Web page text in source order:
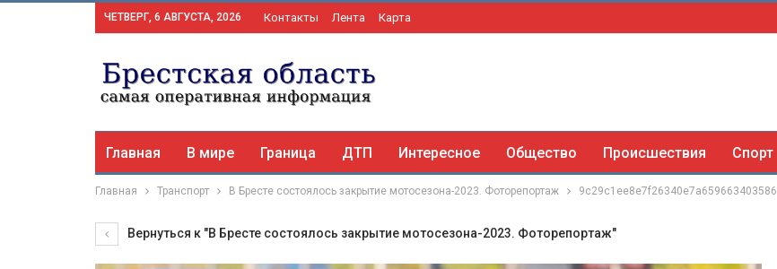
ЧЕТВЕРГ, 6 АВГУСТА, 2026 Контакты Лента Карта
Главная В мире Граница ДТП Интересное Общество Происшествия Спорт
Главная Транспорт В Бресте состоялось закрытие мотосезона-2023. Фоторепортаж 9c29c1ee8e7f26340e7a659663403586
Вернуться к "В Бресте состоялось закрытие мотосезона-2023. Фоторепортаж"